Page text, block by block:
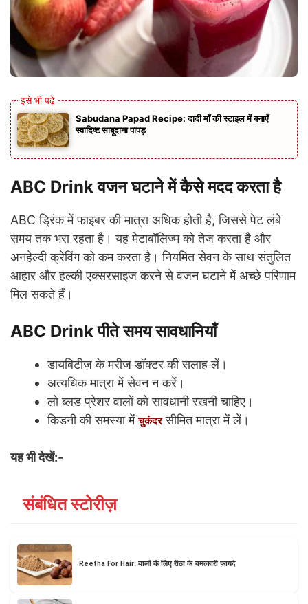
Sabudana Papad Recipe: दादी माँ की स्टाइल में बनाएँ
स्वादिष्ट साबूदाना पापड़
ABC Drink वजन घटाने में कैसे मदद करता है
ABC ड्रिंक में फाइबर की मात्रा अधिक होती है, जिससे पेट लंबे
समय तक भरा रहता है। यह मेटाबॉलिज्म को तेज करता है और
अनहेल्दी क्रेविंग को कम करता है। नियमित सेवन के साथ संतुलित
आहार और हल्की एक्सरसाइज करने से वजन घटाने में अच्छे परिणाम
मिल सकते हैं।
ABC Drink पीते समय सावधानियाँ
डायबिटीज़ के मरीज डॉक्टर की सलाह लें।
अत्यधिक मात्रा में सेवन न करें।
लो ब्लड प्रेशर वालों को सावधानी रखनी चाहिए।
किडनी की समस्या मेंचुकंदरसीमित मात्रा में लें।
यह भी देखें:-
संबंधित स्टोरीज़
Reetha For Hair: बालों के लिए रीठा के चमत्कारी फ़ायदे